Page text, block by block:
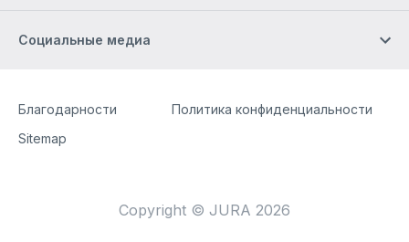
Социальные медиа
Site Web
[Website information]
Благодарности
Политика конфиденциальности
Sitemap
Copyright © JURA 2026